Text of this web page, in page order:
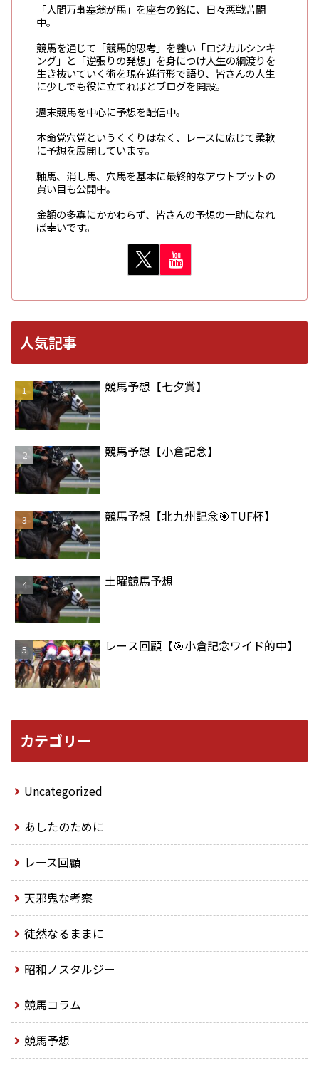
「人間万事塞翁が馬」を座右の銘に、日々悪戦苦闘
中。
競馬を通じて「競馬的思考」を養い「ロジカルシンキ
ング」と「逆張りの発想」を身につけ人生の綱渡りを
生き抜いていく術を現在進行形で語り、皆さんの人生
に少しでも役に立てればとブログを開設。
週末競馬を中心に予想を配信中。
本命党穴党というくくりはなく、レースに応じて柔軟
に予想を展開しています。
軸馬、消し馬、穴馬を基本に最終的なアウトプットの
買い目も公開中。
金額の多寡にかかわらず、皆さんの予想の一助になれ
ば幸いです。
人気記事
競馬予想【七夕賞】
競馬予想【小倉記念】
競馬予想【北九州記念🎯TUF杯】
土曜競馬予想
レース回顧【🎯小倉記念ワイド的中】
カテゴリー
Uncategorized
あしたのために
レース回顧
天邪鬼な考察
徒然なるままに
昭和ノスタルジー
競馬コラム
競馬予想